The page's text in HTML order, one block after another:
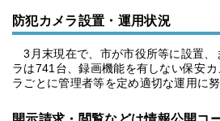
防犯カメラ設置・運用状況
3月末現在で、市が市役所等に設置、
ラは741台、録画機能を有しない保安
ラごとに管理者等を定め適切な運用に努